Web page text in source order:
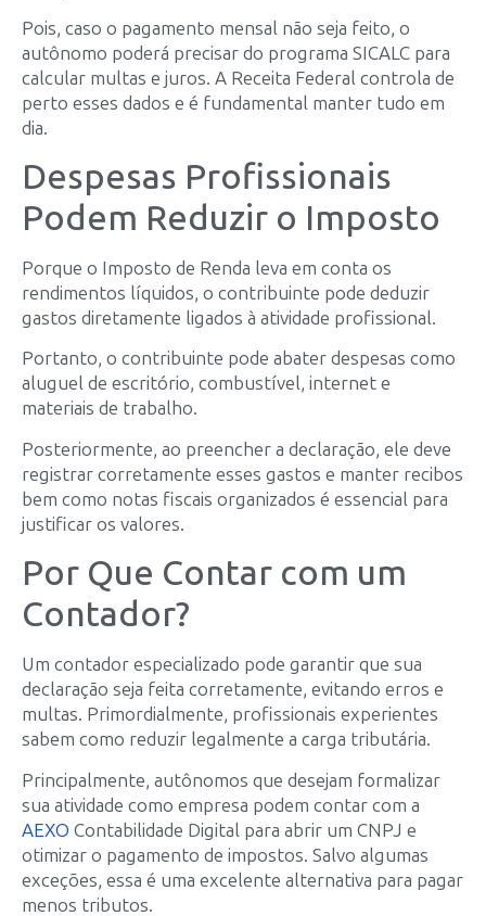
Pois, caso o pagamento mensal não seja feito, o
autônomo poderá precisar do programa SICALC para
calcular multas e juros. A Receita Federal controla de
perto esses dados e é fundamental manter tudo em
dia.
Despesas Profissionais
Podem Reduzir o Imposto
Porque o Imposto de Renda leva em conta os
rendimentos líquidos, o contribuinte pode deduzir
gastos diretamente ligados à atividade profissional.
Portanto, o contribuinte pode abater despesas como
aluguel de escritório, combustível, internet e
materiais de trabalho.
Posteriormente, ao preencher a declaração, ele deve
registrar corretamente esses gastos e manter recibos
bem como notas fiscais organizados é essencial para
justificar os valores.
Por Que Contar com um
Contador?
Um contador especializado pode garantir que sua
declaração seja feita corretamente, evitando erros e
multas. Primordialmente, profissionais experientes
sabem como reduzir legalmente a carga tributária.
Principalmente, autônomos que desejam formalizar
sua atividade como empresa podem contar com a
AEXO Contabilidade Digital para abrir um CNPJ e
otimizar o pagamento de impostos. Salvo algumas
exceções, essa é uma excelente alternativa para pagar
menos tributos.